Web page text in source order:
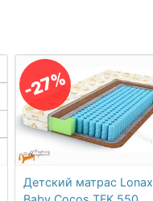
-27%
Детский матрас Lonax